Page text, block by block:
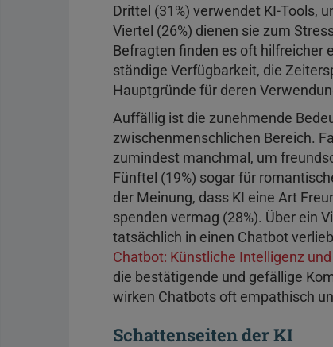
Drittel (31%) verwendet KI-Tools,
Viertel (26%) dienen sie zum
Befragten finden es oft hilfreicher
ständige Verfügbarkeit, die
Hauptgründe für deren
Auffällig ist die zunehmende
zwischenmenschlichen Bereich.
zumindest manchmal, um
Fünftel (19%) sogar für
der Meinung, dass KI eine Art
spenden vermag (28%). Über ein
tatsächlich in einen Chatbot
Chatbot: Künstliche Intelligenz
die bestätigende und gefällige
wirken Chatbots oft empathisch
Schattenseiten der KI